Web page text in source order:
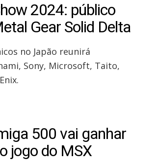
2024: público
Gear Solid Delta
no Japão reunirá
Sony, Microsoft, Taito,
500 vai ganhar
jogo do MSX